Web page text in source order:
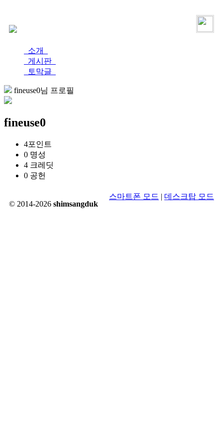
소개
게시판
토막글
fineuse0님 프로필
fineuse0
4포인트
0 명성
4 크레딧
0 공헌
© 2014-2026 shimsangduk
스마트폰 모드 | 데스크탑 모드